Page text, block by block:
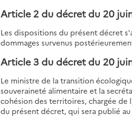
Article 2 du décret du 20
Les dispositions du présent décret
dommages survenus
Article 3 du décret du 20
Le ministre de la transition
souveraineté alimentaire et la
cohésion des territoires, chargée de
du présent décret, qui sera publié